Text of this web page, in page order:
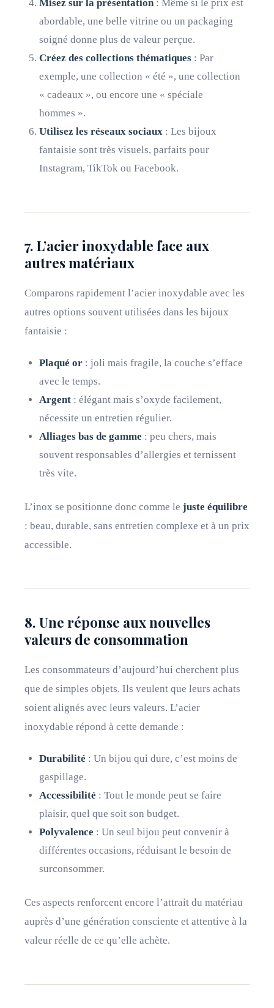
Misez sur la présentation: Même si le prix est
abordable, une belle vitrine ou un packaging
soigné donne plus de valeur perçue.
Créez des collections thématiques : Par
exemple, une collection « été », une collection
« cadeaux », ou encore une « spéciale
hommes ».
Utilisez les réseaux sociaux : Les bijoux
fantaisie sont très visuels, parfaits pour
Instagram, TikTok ou Facebook.
7. L’acier inoxydable face aux
autres matériaux
Comparons rapidement l’acier inoxydable avec les
autres options souvent utilisées dans les bijoux
fantaisie :
Plaqué or : joli mais fragile, la couche s’efface
avec le temps.
Argent : élégant mais s’oxyde facilement,
nécessite un entretien régulier.
Alliages bas de gamme : peu chers, mais
souvent responsables d’allergies et ternissent
très vite.
L’inox se positionne donc comme le juste équilibre
: beau, durable, sans entretien complexe et à un prix
accessible.
8. Une réponse aux nouvelles
valeurs de consommation
Les consommateurs d’aujourd’hui cherchent plus
que de simples objets. Ils veulent que leurs achats
soient alignés avec leurs valeurs. L’acier
inoxydable répond à cette demande :
Durabilité : Un bijou qui dure, c’est moins de
gaspillage.
Accessibilité : Tout le monde peut se faire
plaisir, quel que soit son budget.
Polyvalence : Un seul bijou peut convenir à
différentes occasions, réduisant le besoin de
surconsommer.
Ces aspects renforcent encore l’attrait du matériau
auprès d’une génération consciente et attentive à la
valeur réelle de ce qu’elle achète.